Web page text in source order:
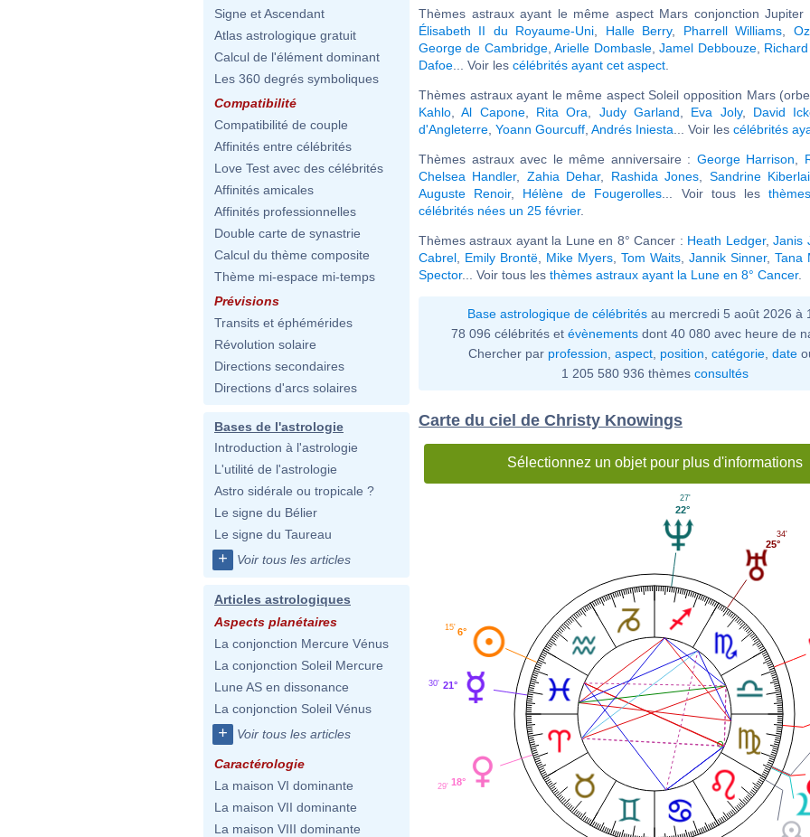
Signe et Ascendant
Atlas astrologique gratuit
Calcul de l'élément dominant
Les 360 degrés symboliques
Compatibilité
Compatibilité de couple
Affinités entre célébrités
Love Test avec des célébrités
Affinités amicales
Affinités professionnelles
Double carte de synastrie
Calcul du thème composite
Thème mi-espace mi-temps
Prévisions
Transits et éphémérides
Révolution solaire
Directions secondaires
Directions d'arcs solaires
Bases de l'astrologie
Introduction à l'astrologie
L'utilité de l'astrologie
Astro sidérale ou tropicale ?
Le signe du Bélier
Le signe du Taureau
+ Voir tous les articles
Articles astrologiques
Aspects planétaires
La conjonction Mercure Vénus
La conjonction Soleil Mercure
Lune AS en dissonance
La conjonction Soleil Vénus
+ Voir tous les articles
Caractérologie
La maison VI dominante
La maison VII dominante
La maison VIII dominante
Thèmes astraux ayant le même aspect Mars conjonction Jupiter
Élisabeth II du Royaume-Uni
Halle Berry, Pharrell Williams
George de Cambridge,Arielle Dombasle,Jamel Debbouze,
Dafoe ... Voir les célébrités ayant cet aspect
Thèmes astraux ayant le même aspect Soleil opposition Mars
Kahlo ,Al Capone, Rita Ora Judy Garland Eva Joly, David
d'Angleterre Yoann Gourcuff Andrés Iniesta ... Voir les célébrités
Thèmes astraux avec le même anniversaire : George Harrison
Chelsea Handler, Zahia Dehar, Rashida Jones
Sandrine
Auguste Renoir, Hélène de Fougerolles ... Voir tous les
célébrités nées un 25 février.
Thèmes astraux ayant la Lune en 8° Cancer : Heath Ledger,Janis
Cabrel
Emily Brontë Mike Myers Tom Waits Jannik Sinner, Tana
Spector... Voir tous les thèmes astraux ayant la Lune en 8° Cancer.
Base astrologique de célébritésau mercredi 5 août 2026 à
78 096 célébrités et évènements dont 40 080 avec heure de
Chercher par profession aspect position catégorie date
1 205 580 936 thèmes consultés
Carte du ciel de Christy Knowings
Sélectionnez un objet pour plus d'informations
25°
34'
22°
27'
6°
15'
21°
30'
18°
29'